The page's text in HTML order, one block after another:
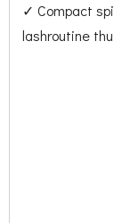
✓ Compact
lashroutine